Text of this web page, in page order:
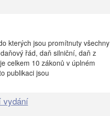
kterých jsou promítnuty všechny
řád, daň silniční, daň z
celkem 10 zákonů v úplném
publikaci jsou
vydání